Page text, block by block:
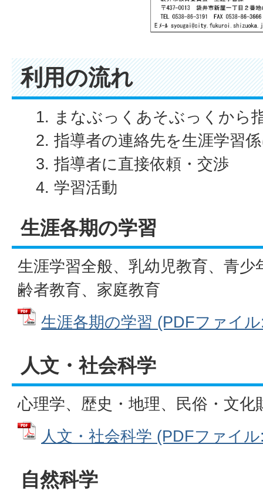
利用の流れ
まなぶっくあそぶっくから
指導者の連絡先を生涯学習
指導者に直接依頼・交渉
学習活動
生涯各期の学習
生涯学習全般、乳幼児教育、青少
齢者教育、家庭教育
生涯各期の学習 (PDFファイ
人文・社会科学
心理学、歴史・地理、民俗・文化
人文・社会科学 (PDFファイ
自然科学